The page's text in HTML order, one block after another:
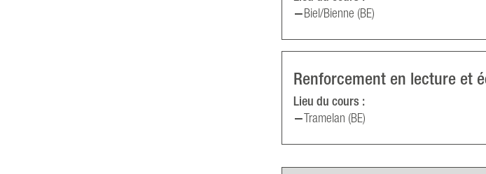
Biel/Bienne (BE)
Renforcement en lecture et
Lieu du cours :
Tramelan (BE)